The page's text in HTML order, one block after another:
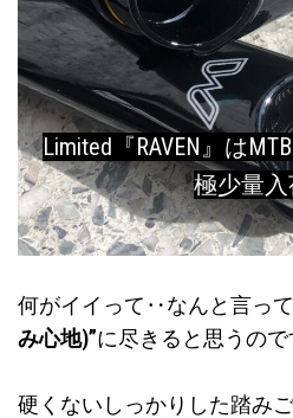
Limited『RAVEN』は
極少量入
何がイイって‥なんと言っ
み心地)”に尽きると思うので
硬くないしっかりした踏み